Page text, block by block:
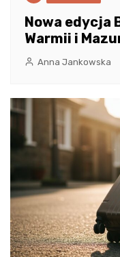
Nowa edycja
Warmii i
Anna Jankowska